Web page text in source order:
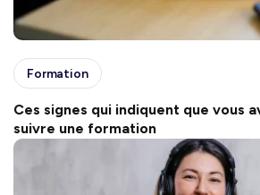
Formation
Ces signes qui indiquent que vous
suivre une formation